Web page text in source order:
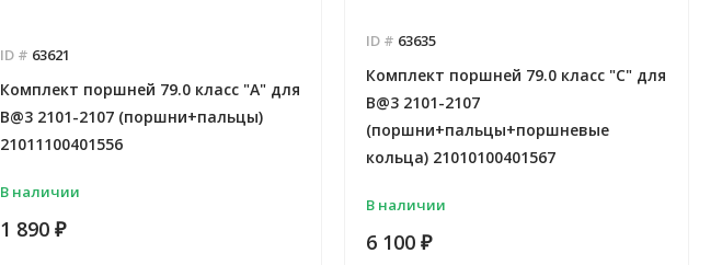
ID # 63621
Комплект поршней 79.0 класс "А" для
B@3 2101-2107 (поршни+пальцы)
21011100401556
В наличии
1 890 ₽
ID # 63635
Комплект поршней 79.0 класс "С" для
B@3 2101-2107
(поршни+пальцы+поршневые
кольца) 21010100401567
В наличии
6 100₽